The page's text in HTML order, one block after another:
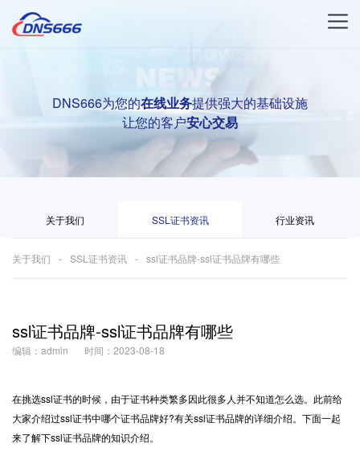
DNS666为您的在线业务提供强大的基础设施
让您的客户安心交易
关于我们 SSL证书资讯 行业资讯
关于我们 SSL证书资讯 ssl证书品牌-ssl证书品牌有哪些
ssl证书品牌-ssl证书品牌有哪些
编辑：admin 时间：2023-08-18
在挑选ssl证书的时候，由于证书种类繁多因此很多人并不知道怎么选。此前给
大家介绍过ssl证书中哪个证书品牌好?有关ssl证书品牌的详细介绍。下面一起
来了解下ssl证书品牌的知识介绍。